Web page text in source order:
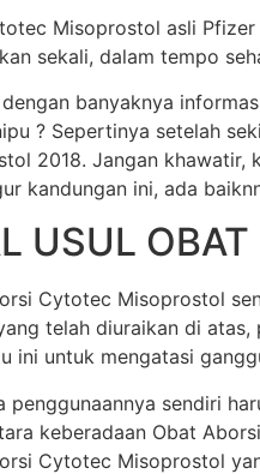
Misoprostol asli
sekali, dalam tempo
dengan banyaknya
? Sepertinya setelah
2018. Jangan khawatir,
kandungan ini, ada
USUL
Cytotec Misoprostol
telah diuraikan di
ini untuk mengatasi
penggunaannya sendiri
keberadaan Obat
Cytotec Misoprostol